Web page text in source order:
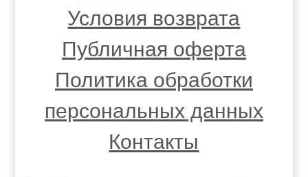
Условия возврата
Публичная оферта
Политика обработки
персональных данных
Контакты